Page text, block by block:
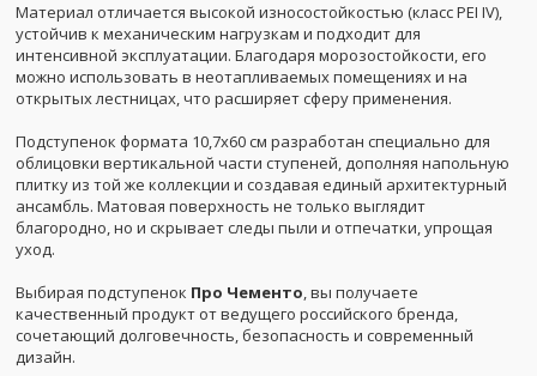
Материал отличается высокой износостойкостью (класс PEI IV),
устойчив к механическим нагрузкам и подходит для
интенсивной эксплуатации. Благодаря морозостойкости, его
можно использовать в неотапливаемых помещениях и на
открытых лестницах, что расширяет сферу применения.
Подступенок формата 10,7x60 см разработан специально для
облицовки вертикальной части ступеней, дополняя напольную
плитку из той же коллекции и создавая единый архитектурный
ансамбль. Матовая поверхность не только выглядит
благородно, но и скрывает следы пыли и отпечатки, упрощая
уход.
Выбирая подступенок Про Чементо, вы получаете
качественный продукт от ведущего российского бренда,
сочетающий долговечность, безопасность и современный
дизайн.